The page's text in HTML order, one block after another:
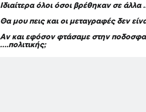
Ιδιαίτερα όλοι όσοι βρέθηκαν σε άλλα
Θα μου πεις και οι μεταγραφές δεν
Αν και εφόσον φτάσαμε στην
….πολιτικής;